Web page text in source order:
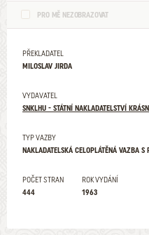
PRO MĚ NEZOBRAZOVAT
PŘEKLADATEL
MILOSLAV JIRDA
VYDAVATEL
SNKLHU - STÁTNÍ NAKLADATELSTVÍ
TYP VAZBY
NAKLADATELSKÁ CELOPLÁTĚNÁ VAZBA S
POČET STRAN
444
ROK VYDÁNÍ
1963